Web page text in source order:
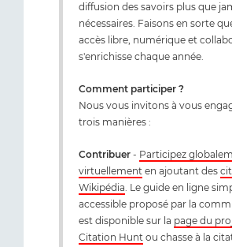
diffusion des savoirs plus que
nécessaires. Faisons en sorte
accès libre, numérique et
s'enrichisse chaque année.
Comment participer ?
Nous vous invitons à vous
trois manières :
Contribuer - Participez
virtuellement en ajoutant des
Wikipédia. Le guide en ligne
accessible proposé par la
est disponible sur la page du
Citation Hunt ou chasse à la